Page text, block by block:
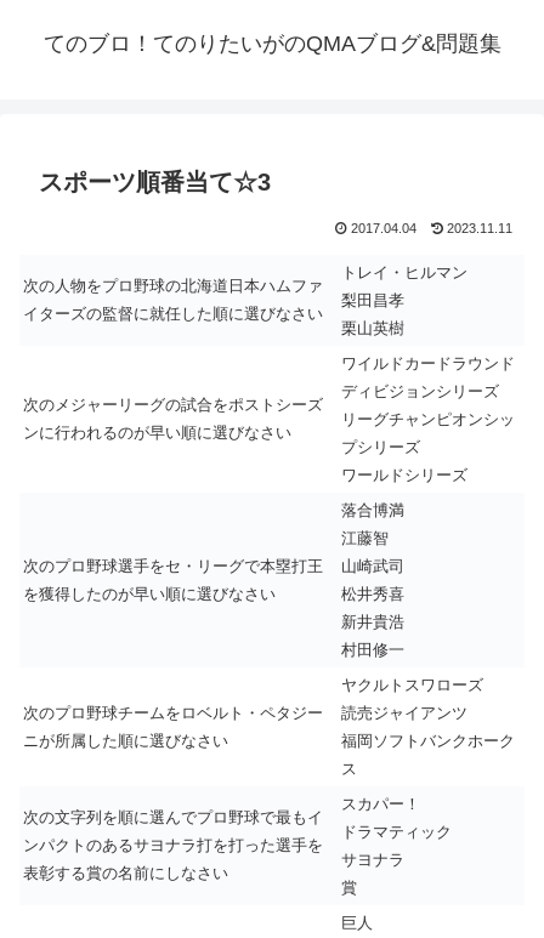
てのブロ！てのりたいがのQMAブログ&問題集
スポーツ順番当て☆3
2017.04.04 2023.11.11
次の人物をプロ野球の北海道日本ハムファ
イターズの監督に就任した順に選びなさい
トレイ・ヒルマン
梨田昌孝
栗山英樹
次のメジャーリーグの試合をポストシーズ
ンに行われるのが早い順に選びなさい
ワイルドカードラウンド
ディビジョンシリーズ
リーグチャンピオンシッ
プシリーズ
ワールドシリーズ
次のプロ野球選手をセ・リーグで本塁打王
を獲得したのが早い順に選びなさい
落合博満
江藤智
山崎武司
松井秀喜
新井貴浩
村田修一
次のプロ野球チームをロベルト・ペタジー
ニが所属した順に選びなさい
ヤクルトスワローズ
読売ジャイアンツ
福岡ソフトバンクホーク
ス
次の文字列を順に選んでプロ野球で最もイ
ンパクトのあるサヨナラ打を打った選手を
表彰する賞の名前にしなさい
スカパー！
ドラマティック
サヨナラ
賞
巨人